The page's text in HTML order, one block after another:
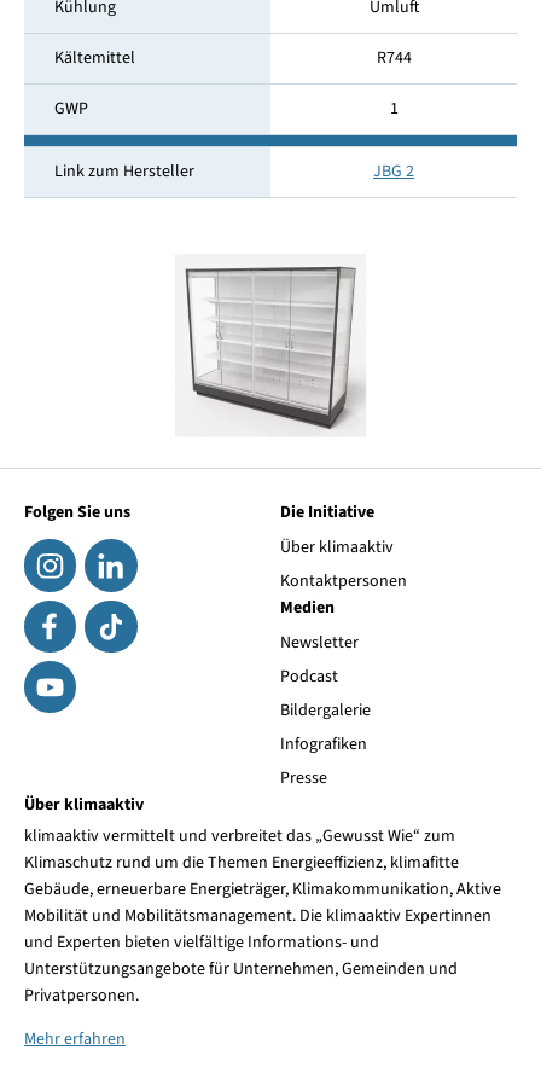
Kühlung Umluft
Kältemittel R744
GWP 1
Link zum Hersteller JBG 2
Folgen Sie uns
Die Initiative
Über klimaaktiv
Kontaktpersonen
Medien
Newsletter
Podcast
Bildergalerie
Infografiken
Presse
Über klimaaktiv
klimaaktiv vermittelt und verbreitet das „Gewusst Wie“ zum
Klimaschutz rund um die Themen Energieeffizienz, klimafitte
Gebäude, erneuerbare Energieträger, Klimakommunikation, Aktive
Mobilität und Mobilitätsmanagement. Die klimaaktiv Expertinnen
und Experten bieten vielfältige Informations- und
Unterstützungsangebote für Unternehmen, Gemeinden und
Privatpersonen.
Mehr erfahren